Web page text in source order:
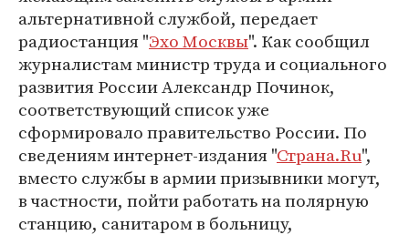
альтернативной службой, передает
радиостанция "Эхо Москвы". Как сообщил
журналистам министр труда и социального
развития России Александр Починок,
соответствующий список уже
сформировало правительство России. По
сведениям интернет-издания "Страна.Ru",
вместо службы в армии призывники могут,
в частности, пойти работать на полярную
станцию, санитаром в больницу,